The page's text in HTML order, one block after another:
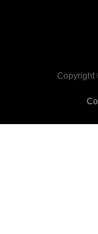
Copyright